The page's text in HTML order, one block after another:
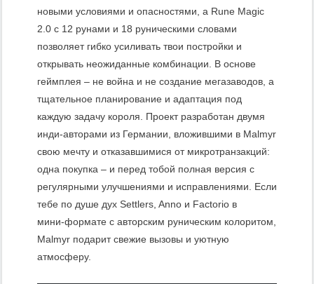
новыми условиями и опасностями, а Rune Magic
2.0 с 12 рунами и 18 руническими словами
позволяет гибко усиливать твои постройки и
открывать неожиданные комбинации. В основе
геймплея – не война и не создание мегазаводов, а
тщательное планирование и адаптация под
каждую задачу короля. Проект разработан двумя
инди‑авторами из Германии, вложившими в Malmyr
свою мечту и отказавшимися от микротранзакций:
одна покупка – и перед тобой полная версия с
регулярными улучшениями и исправлениями. Если
тебе по душе дух Settlers, Anno и Factorio в
мини‑формате с авторским руническим колоритом,
Malmyr подарит свежие вызовы и уютную
атмосферу.